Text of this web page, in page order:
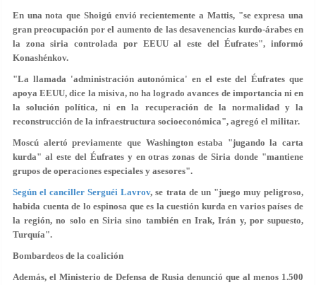
En una nota que Shoigú envió recientemente a Mattis, "se expresa una
gran preocupación por el aumento de las desavenencias kurdo-árabes en
la zona siria controlada por EEUU al este del Éufrates", informó
Konashénkov.
"La llamada 'administración autonómica' en el este del Éufrates que
apoya EEUU, dice la misiva, no ha logrado avances de importancia ni en
la solución política, ni en la recuperación de la normalidad y la
reconstrucción de la infraestructura socioeconómica", agregó el militar.
Moscú alertó previamente que Washington estaba "jugando la carta
kurda" al este del Éufrates y en otras zonas de Siria donde "mantiene
grupos de operaciones especiales y asesores".
Según el canciller Serguéi Lavrov, se trata de un "juego muy peligroso,
habida cuenta de lo espinosa que es la cuestión kurda en varios países de
la región, no solo en Siria sino también en Irak, Irán y, por supuesto,
Turquía".
Bombardeos de la coalición
Además, el Ministerio de Defensa de Rusia denunció que al menos 1.500